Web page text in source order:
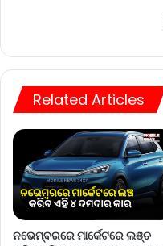
Related Articles
ନଭେମ୍ବରରେ ମାର୍କେଟରେ ଲଞ୍ଚ